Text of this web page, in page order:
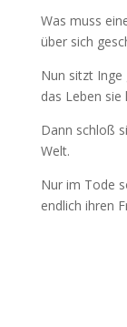
Was muss
über sich
Nun sitzt Inge
das Leben sie
Dann schloß
Welt.
Nur im Tode
endlich ihren